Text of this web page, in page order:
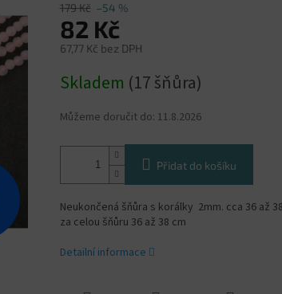
179 Kč –54 %
82 Kč
67,77 Kč bez DPH
cena:
Skladem (17 šňůra)
Můžeme doručit do: 11.8.2026
Přidat do košíku
Neukončená šňůra s korálky 2mm. cca 36 až
za celou šňůru 36 až 38 cm
Detailní informace